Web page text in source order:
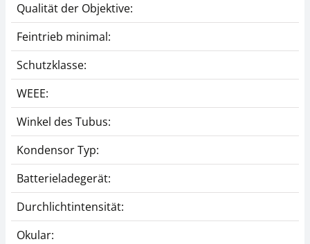
Qualität der Objektive:
Feintrieb minimal:
Schutzklasse:
WEEE:
Winkel des Tubus:
Kondensor Typ:
Batterieladegerät:
Durchlichtintensität:
Okular: